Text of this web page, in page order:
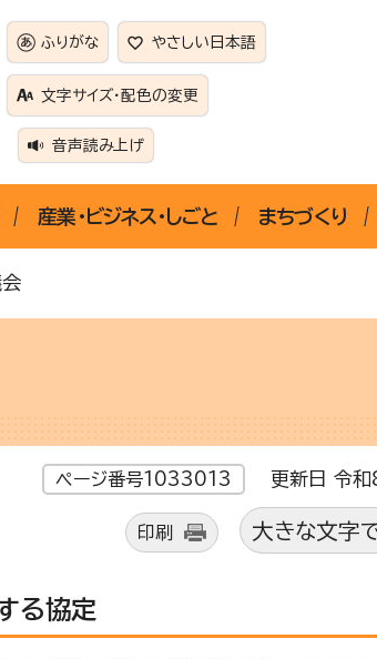
ふりがな やさしい日本語
文字サイズ・配色の変更
音声読み上げ
産業・ビジネス・しごと まちづくり
ページ番号1033013 更新日 令和
印刷 大きな文字
る協定